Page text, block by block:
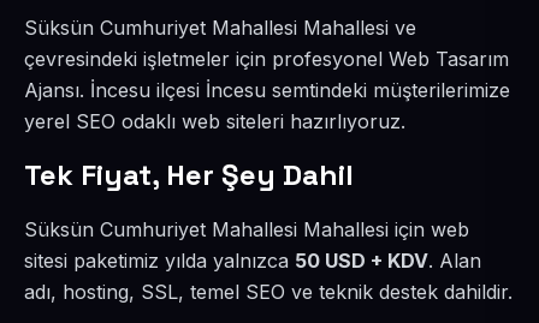
Süksün Cumhuriyet Mahallesi Mahallesi ve
çevresindeki işletmeler için profesyonel Web Tasarım
Ajansı. İncesu ilçesi İncesu semtindeki müşterilerimize
yerel SEO odaklı web siteleri hazırlıyoruz.
Tek Fiyat, Her Şey Dahil
Süksün Cumhuriyet Mahallesi Mahallesi için web
sitesi paketimiz yılda yalnızca 50 USD + KDV. Alan
adı, hosting, SSL, temel SEO ve teknik destek dahildir.